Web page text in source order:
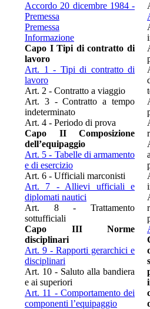
Accordo 20 dicembre 1984 -
Premessa
Premessa
Informazione
Capo I Tipi di contratto di
lavoro
Art. 1 - Tipi di contratto di
lavoro
Art. 2 - Contratto a viaggio
Art. 3 - Contratto a tempo
indeterminato
Art. 4 - Periodo di prova
Capo II Composizione
dell’equipaggio
Art. 5 - Tabelle di armamento
e di esercizio
Art. 6 - Ufficiali marconisti
Art. 7 - Allievi ufficiali e
diplomati nautici
Art. 8 - Trattamento
sottufficiali
Capo III Norme
disciplinari
Art. 9 - Rapporti gerarchici e
disciplinari
Art. 10 - Saluto alla bandiera
e ai superiori
Art. 11 - Comportamento dei
componenti l’equipaggio